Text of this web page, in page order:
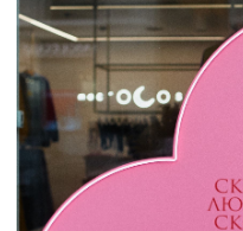
Сочи
Село Эстосадок, ТРЦ Горки Молл,
Горная Карусель, 3
с 10-00 до 22-00
смотреть в Яндекс. Картах